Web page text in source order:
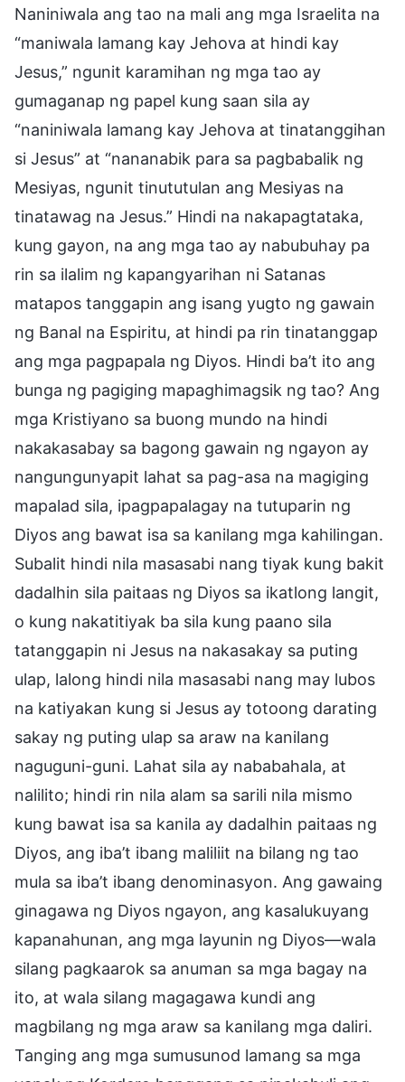
Naniniwala ang tao na mali ang mga Israelita na
“maniwala lamang kay Jehova at hindi kay
Jesus,” ngunit karamihan ng mga tao ay
gumaganap ng papel kung saan sila ay
“naniniwala lamang kay Jehova at tinatanggihan
si Jesus” at “nananabik para sa pagbabalik ng
Mesiyas, ngunit tinututulan ang Mesiyas na
tinatawag na Jesus.” Hindi na nakapagtataka,
kung gayon, na ang mga tao ay nabubuhay pa
rin sa ilalim ng kapangyarihan ni Satanas
matapos tanggapin ang isang yugto ng gawain
ng Banal na Espiritu, at hindi pa rin tinatanggap
ang mga pagpapala ng Diyos. Hindi ba’t ito ang
bunga ng pagiging mapaghimagsik ng tao? Ang
mga Kristiyano sa buong mundo na hindi
nakakasabay sa bagong gawain ng ngayon ay
nangungunyapit lahat sa pag-asa na magiging
mapalad sila, ipagpapalagay na tutuparin ng
Diyos ang bawat isa sa kanilang mga kahilingan.
Subalit hindi nila masasabi nang tiyak kung bakit
dadalhin sila paitaas ng Diyos sa ikatlong langit,
o kung nakatitiyak ba sila kung paano sila
tatanggapin ni Jesus na nakasakay sa puting
ulap, lalong hindi nila masasabi nang may lubos
na katiyakan kung si Jesus ay totoong darating
sakay ng puting ulap sa araw na kanilang
naguguni-guni. Lahat sila ay nababahala, at
nalilito; hindi rin nila alam sa sarili nila mismo
kung bawat isa sa kanila ay dadalhin paitaas ng
Diyos, ang iba’t ibang maliliit na bilang ng tao
mula sa iba’t ibang denominasyon. Ang gawaing
ginagawa ng Diyos ngayon, ang kasalukuyang
kapanahunan, ang mga layunin ng Diyos—wala
silang pagkaarok sa anuman sa mga bagay na
ito, at wala silang magagawa kundi ang
magbilang ng mga araw sa kanilang mga daliri.
Tanging ang mga sumusunod lamang sa mga